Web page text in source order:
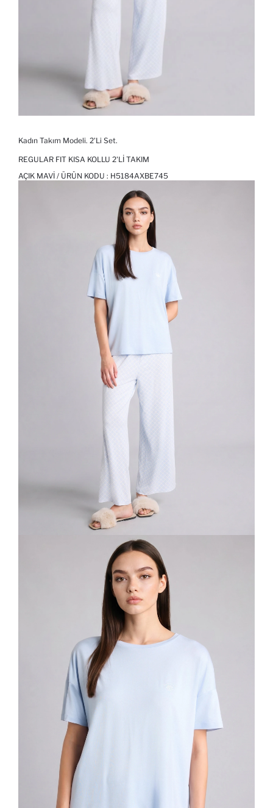
Kadın Takım Modeli. 2'Li Set.
REGULAR FIT KISA KOLLU 2'LI TAKIM
AÇIK MAVI / ÜRÜN KODU : H5184AXBE745